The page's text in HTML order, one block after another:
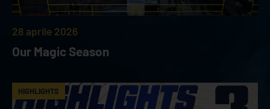
28 aprile 2026
Our Magic Season
HIGHLIGHTS